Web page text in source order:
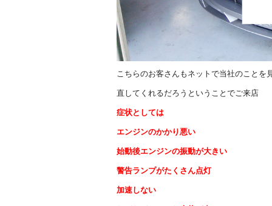
こちらのお客さんもネットで当社のことを
直してくれるだろうということでご来店
症状としては
エンジンのかかり悪い
始動後エンジンの振動が大きい
警告ランプがたくさん点灯
加速しない